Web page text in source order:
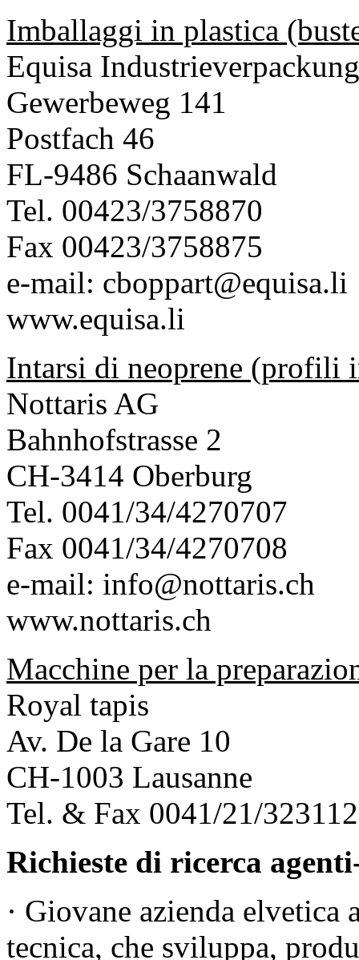
Imballaggi in plastica
Equisa
Gewerbeweg 141
Postfach 46
FL-9486 Schaanwald
Tel. 00423/3758870
Fax 00423/3758875
e-mail: cboppart@equisa.li
www.equisa.li
Intarsi di neoprene (profili
Nottaris AG
Bahnhofstrasse 2
CH-3414 Oberburg
Tel. 0041/34/4270707
Fax 0041/34/4270708
e-mail: info@nottaris.ch
www.nottaris.ch
Macchine per la
Royal tapis
Av. De la Gare 10
CH-1003 Lausanne
Tel. & Fax 0041/21/
Richieste di ricerca
· Giovane azienda
tecnica, che sviluppa,